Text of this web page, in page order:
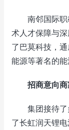
南邻国际职
术人才保障与
了巴莫科技，
能源等著名的能
招商意向商
集团接待了
了长虹润天锂